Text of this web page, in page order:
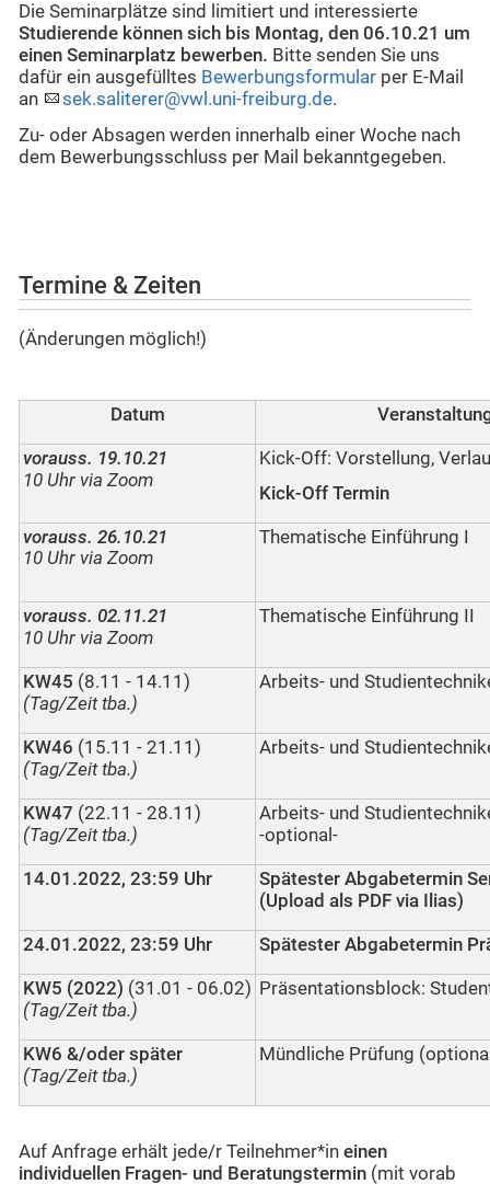
Die Seminarplätze sind limitiert und interessierte
Studierende können sich bis Montag, den 06.10.21 um
einen Seminarplatz bewerben. Bitte senden Sie uns
dafür ein ausgefülltes Bewerbungsformular per E-Mail
an
sek.saliterer@vwl.uni-freiburg.de.
Zu- oder Absagen werden innerhalb einer Woche nach
dem Bewerbungsschluss per Mail bekanntgegeben.
Termine & Zeiten
(Änderungen möglich!)
Datum
vorauss. 19.10.21
10 Uhr via Zoom
Kick-Off: Vorstellung,
Kick-Off Termin
vorauss. 26.10.21
10 Uhr via Zoom
Thematische Einführung I
vorauss. 02.11.21
10 Uhr via Zoom
Thematische Einführung II
KW45 (8.11 - 14.11)
(Tag/Zeit tba.)
Arbeits- und
KW46 (15.11 - 21.11)
(Tag/Zeit tba.)
Arbeits- und
KW47 (22.11 - 28.11)
(Tag/Zeit tba.)
Arbeits- und
-optional-
14.01.2022, 23:59 Uhr
Spätester Abgabetermin
(Upload als PDF via Ilias)
24.01.2022, 23:59 Uhr Spätester Abgabetermin
KW5 (2022) (31.01 - 06.02)
(Tag/Zeit tba.)
Präsentationsblock:
KW6 &/oder später
(Tag/Zeit tba.)
Mündliche Prüfung
Auf Anfrage erhält jede/r Teilnehmer*in einen
individuellen Fragen- und Beratungstermin (mit vorab